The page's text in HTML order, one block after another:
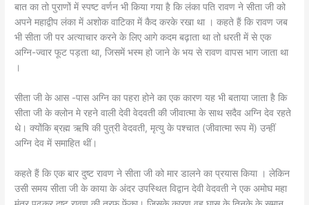
बात का तो पुराणों में स्पष्ट वर्णन भी किया गया है कि लंका पति रावण ने सीता जी को
अपने महाद्वीप लंका में अशोक वाटिका में कैद करके रखा था । कहते हैं कि रावण जब
भी सीता जी पर अत्याचार करने के लिए आगे कदम बढ़ाता था तो धरती में से एक
अग्नि-ज्वार फूट पड़ता था, जिसमें भस्म हो जाने के भय से रावण वापस भाग जाता था
।
सीता जी के आस -पास अग्नि का पहरा होने का एक कारण यह भी बताया जाता है कि
सीता जी के क्लोन मे रहने वाली देवी वेदवती की जीवात्मा के साथ सदैव अग्नि देव रहते
थे। क्योंकि ब्रह्म ऋषि की पुत्री वेदवती, मृत्यु के पश्चात (जीवात्मा रूप में) उन्हीं
अग्नि देव में समाहित थीं।
कहते हैं कि एक बार दुष्ट रावण ने सीता जी को मार डालने का प्रयास किया । लेकिन
उसी समय सीता जी के काया के अंदर उपस्थित विद्वान देवी वेदवती ने एक अमोघ महा